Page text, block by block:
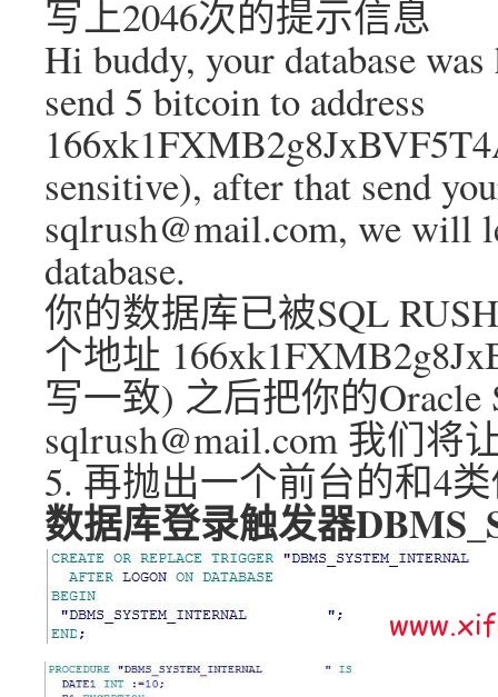
写上2046次的提示信息
Hi buddy, your database
send 5 bitcoin to address
sensitive), after that send
sqlrush@mail.com, we will
database.
你的数据库已被SQL
个地址
写一致) 之后把你的
sqlrush@mail.com 我们
5. 再抛出一个前台的和4
数据库登录触发器